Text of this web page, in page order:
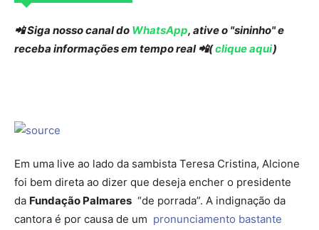
📲 Siga nosso canal do WhatsApp, ative o "sininho" e
receba informações em tempo real 📲(clique aqui)
Em uma live ao lado da sambista Teresa Cristina, Alcione
foi bem direta ao dizer que deseja encher o presidente
da Fundação Palmares “de porrada”. A indignação da
cantora é por causa de um pronunciamento bastante